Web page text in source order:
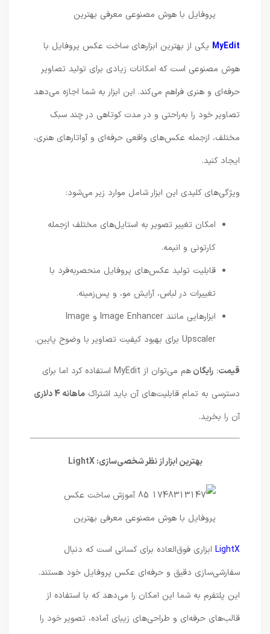
MyEdit یکی از بهترین ابزارهای ساخت عکس پروفایل با
هوش مصنوعی است که امکانات زیادی برای تولید تصاویر
حرفه‌ای و هنری فراهم می‌کند. این ابزار به شما اجازه می‌دهد
تصاویر خود را به‌راحتی و در مدت کوتاهی در چند سبک
مختلف، ازجمله عکس‌های واقعی حرفه‌ای و آواتارهای هنری،
ایجاد کنید.
ویژگی‌های کلیدی این ابزار شامل موارد زیر می‌شود:
امکان تغییر تصویر به استایل‌های مختلف ازجمله
کارتونی و انیمه.
قابلیت تولید عکس‌های پروفایل منحصر‌به‌فرد با
تغییرات در لباس، آرایش مو، و پس‌زمینه.
ابزارهایی مانند Image Enhancer و Image
Upscaler برای بهبود کیفیت تصاویر با وضوح پایین.
:رایگان
هم می‌توان از MyEdit استفاده کرد اما برای
دسترسی به تمام قابلیت‌های آن باید اشتراکماهانه 4 دلاری
آن را بخرید.
بهترین ابزار از نظر شخصی‌سازی: LightX
LightXابزاری فوق‌العاده برای کسانی است که دنبال
سفارشی‌سازی دقیق و حرفه‌ای عکس پروفایل خود هستند.
این پلتفرم به شما این امکان را می‌دهد که با استفاده از
قالب‌های حرفه‌ای و طراحی‌های زیبای آماده، تصویر خود را